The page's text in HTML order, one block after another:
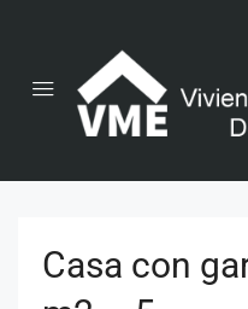
Casa con